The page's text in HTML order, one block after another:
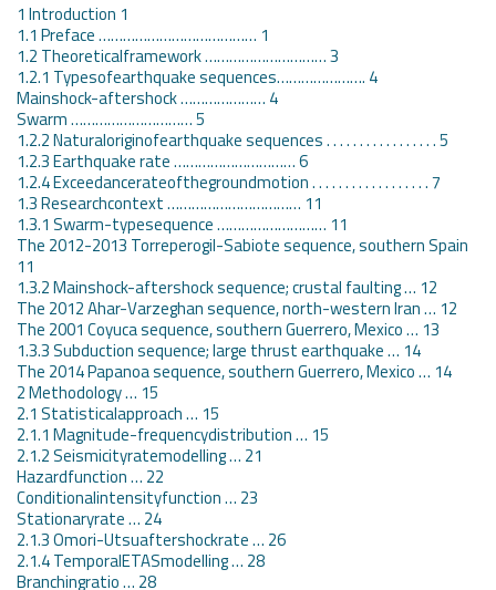
1 Introduction 1
1.1 Preface ………………………………… 1
1.2 Theoreticalframework ………………………… 3
1.2.1 Typesofearthquake sequences…………………. 4
Mainshock-aftershock ………………… 4
Swarm ………………………… 5
1.2.2 Naturaloriginofearthquake sequences . . . . . . . . . . . . . . . . . 5
1.2.3 Earthquake rate ………………………… 6
1.2.4 Exceedancerateofthegroundmotion . . . . . . . . . . . . . . . . . . 7
1.3 Researchcontext …………………………… 11
1.3.1 Swarm-typesequence ……………………… 11
The 2012-2013 Torreperogil-Sabiote sequence, southern Spain
11
1.3.2 Mainshock-aftershock sequence; crustal faulting … 12
The 2012 Ahar-Varzeghan sequence, north-western Iran … 12
The 2001 Coyuca sequence, southern Guerrero, Mexico … 13
1.3.3 Subduction sequence; large thrust earthquake … 14
The 2014 Papanoa sequence, southern Guerrero, Mexico … 14
2 Methodology … 15
2.1 Statisticalapproach … 15
2.1.1 Magnitude-frequencydistribution … 15
2.1.2 Seismicityratemodelling … 21
Hazardfunction … 22
Conditionalintensityfunction … 23
Stationaryrate … 24
2.1.3 Omori-Utsuaftershockrate … 26
2.1.4 TemporalETASmodelling … 28
Branchingratio … 28